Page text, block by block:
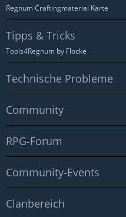
Regnum Craftingmaterial Karte
Tipps & Tricks
Tools4Regnum by Flocke
Technische Probleme
Community
RPG-Forum
Community-Events
Clanbereich